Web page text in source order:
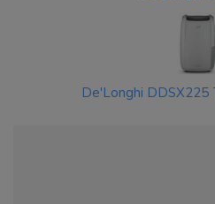
De'Longhi DDSX225